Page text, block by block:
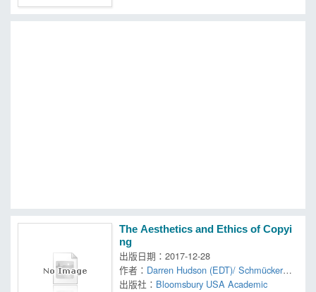
The Aesthetics and Ethics of Copyi
ng
出版日期：2017-12-28
作者： Darren Hudson (EDT)/ Schmücker，
Hick，Reinold (EDT)
出版社： Bloomsbury USA Academic
外文書